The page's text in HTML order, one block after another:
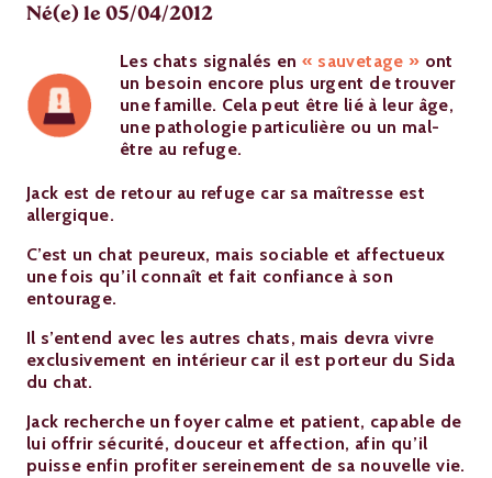
Né(e) le 05/04/2012
Les chats signalés en « sauvetage » ont
un besoin encore plus urgent de trouver
une famille. Cela peut être lié à leur âge,
une pathologie particulière ou un mal-
être au refuge.
Jack est de retour au refuge car sa maîtresse est
allergique.
C’est un chat peureux, mais sociable et affectueux
une fois qu’il connaît et fait confiance à son
entourage.
Il s’entend avec les autres chats, mais devra vivre
exclusivement en intérieur car il est porteur du Sida
du chat.
Jack recherche un foyer calme et patient, capable de
lui offrir sécurité, douceur et affection, afin qu’il
puisse enfin profiter sereinement de sa nouvelle vie.